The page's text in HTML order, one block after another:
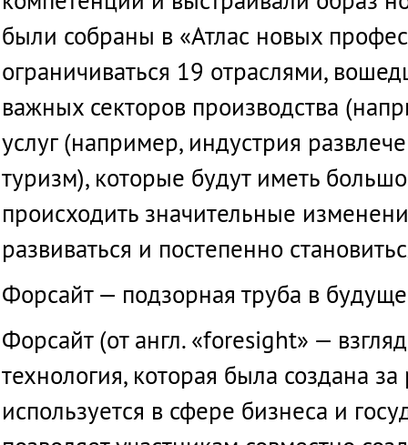
были собраны в «Атлас новых
ограничиваться 19 отраслями,
важных секторов производства (
услуг(например, индустрия
туризм), которые будут иметь
происходить значительные
развиваться и постепенно
Форсайт— подзорная труба в
Форсайт(от англ. «foresight» — взгляд
технология, которая была создана за
используется в сфере бизнеса и